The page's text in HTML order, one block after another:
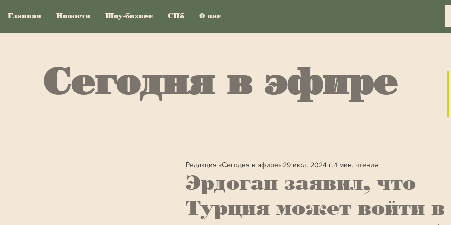
Главная Новости Шоу-бизнес СПб О нас
Сегодня в эфире
Эрдоган заявил, что
Турция может войти в
Редакция «Сегодня в эфире» 29 июл. 2024 г. 1 мин. чтения